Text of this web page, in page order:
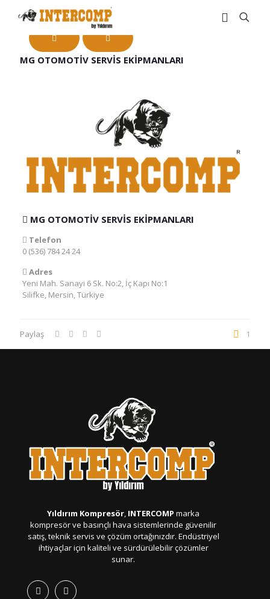
MG OTOMOTİV SERVİS EKİPMANLARI
MG OTOMOTİV SERVİS EKİPMANLARI
Telefon
0 (536) 784 24 24
Adres
Yeni Mah. Sanayi 6 Sk. No:2, İç Kapı No:1
Silifke, Mersin, Türkiye
Paylaş 1
Yıldırım Kompresör, INTERCOMP marka
kompresör ve basınçlı hava sistemlerinde güvenilir
satış, teknik servis ve çözüm ortağınızdır. Endüstriyel
ihtiyaçlar için kaliteli ve sürdürülebilir çözümler
sunar.